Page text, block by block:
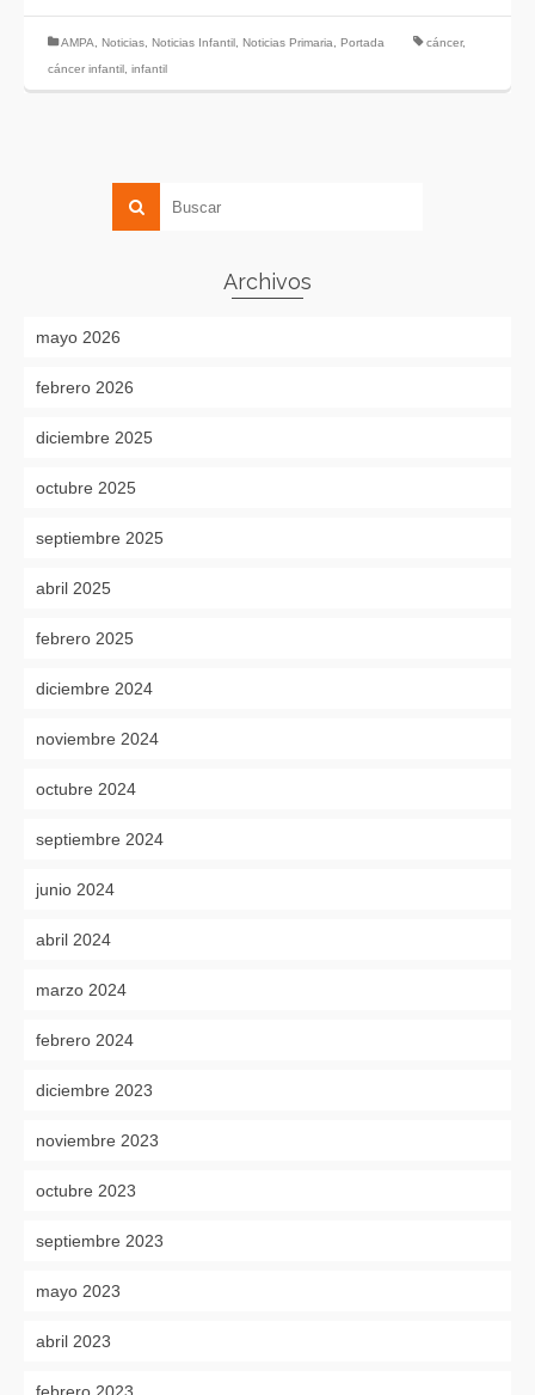
AMPA, Noticias, Noticias Infantil, Noticias Primaria, Portada cáncer,
cáncer infantil, infantil
Archivos
mayo 2026
febrero 2026
diciembre 2025
octubre 2025
septiembre 2025
abril 2025
febrero 2025
diciembre 2024
noviembre 2024
octubre 2024
septiembre 2024
junio 2024
abril 2024
marzo 2024
febrero 2024
diciembre 2023
noviembre 2023
octubre 2023
septiembre 2023
mayo 2023
abril 2023